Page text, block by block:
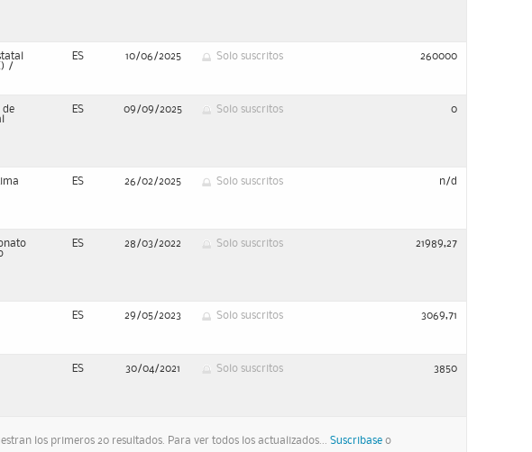
/
ES 10/06/2025 Solo suscritos 260000
de
ES 09/09/2025 Solo suscritos 0
ES 26/02/2025 Solo suscritos n/d
ES 28/03/2022 Solo suscritos 21989,27
ES 29/05/2023 Solo suscritos 3069,71
ES 30/04/2021 Solo suscritos 3850
los primeros 20 resultados. Para ver todos los actualizados... Suscribase o